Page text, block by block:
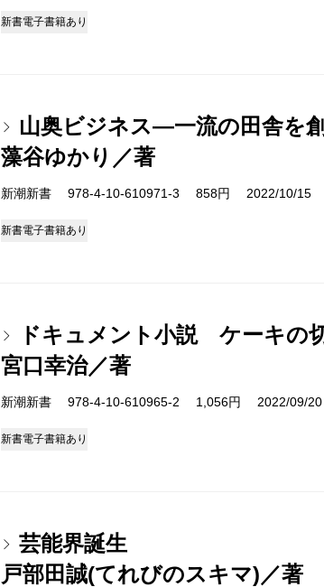
新書電子書籍あり
山奥ビジネス―一流の田舎を
藻谷ゆかり／著
新潮新書 978-4-10-610971-3 858円 2022/10/15
新書電子書籍あり
ドキュメント小説 ケーキの
宮口幸治／著
新潮新書 978-4-10-610965-2 1,056円 2022/09/20
新書電子書籍あり
芸能界誕生
戸部田誠(てれびのスキマ)／著